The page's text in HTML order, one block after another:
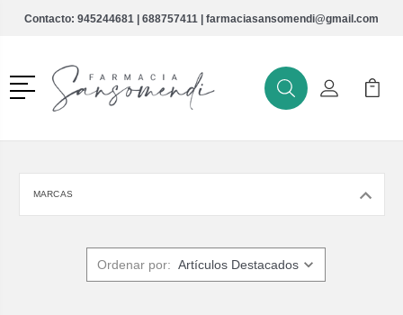
Contacto: 945244681 | 688757411 | farmaciasansomendi@gmail.com
Menú
BuscarMi Cuenta
Mi
MARCAS
Ordenar por: